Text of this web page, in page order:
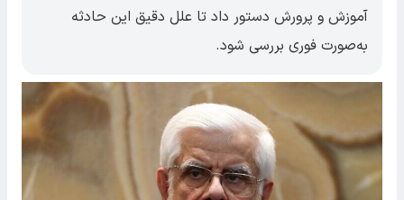
آموزش و پرورش دستور داد تا علل دقیق این حادثه
به‌صورت فوری بررسی شود.